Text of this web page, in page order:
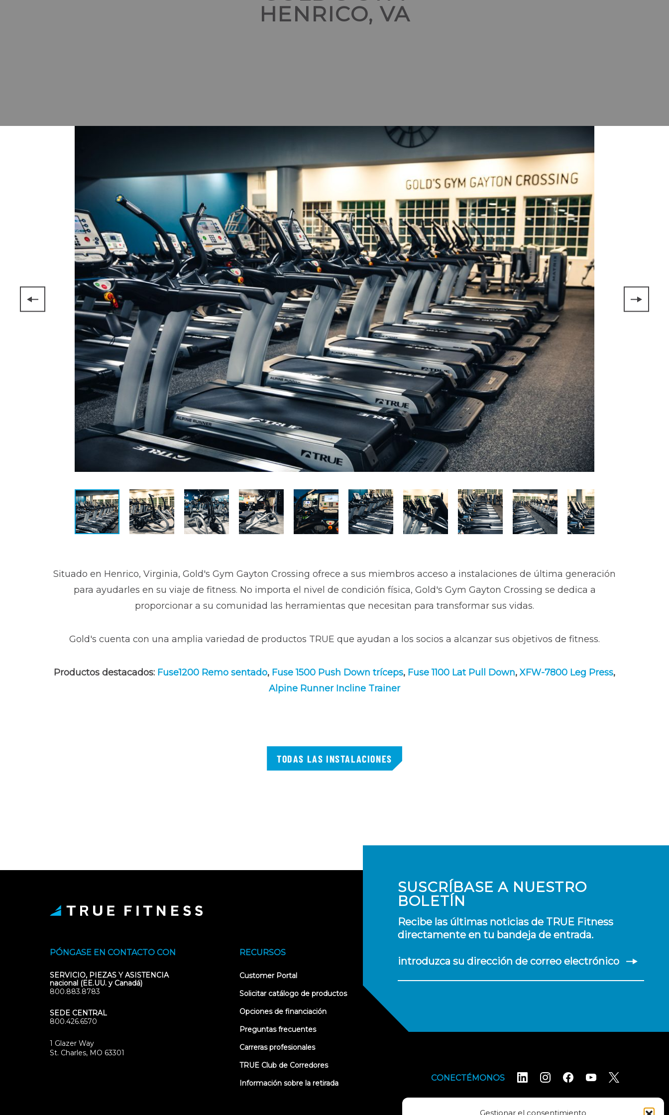
Gestionar el consentimiento
HENRICO, VA
Situado en Henrico, Virginia, Gold's Gym Gayton Crossing ofrece a sus miembros acceso a instalaciones de última generación
para ayudarles en su viaje de fitness. No importa el nivel de condición física, Gold's Gym Gayton Crossing se dedica a
proporcionar a su comunidad las herramientas que necesitan para transformar sus vidas.
Gold's cuenta con una amplia variedad de productos TRUE que ayudan a los socios a alcanzar sus objetivos de fitness.
Productos destacados: Fuse1200 Remo sentado, Fuse 1500 Push Down tríceps, Fuse 1100 Lat Pull Down,XFW-7800 Leg Press,
Alpine Runner Incline Trainer
TODAS LAS INSTALACIONES
SUSCRÍBASE A NUESTRO
BOLETÍN
Recibe las últimas noticias de TRUE Fitness
directamente en tu bandeja de entrada.
introduzca su dirección de correo electrónico
PÓNGASE EN CONTACTO CON
SERVICIO, PIEZAS Y ASISTENCIA
nacional (EE.UU. y Canadá)
800.883.8783
SEDE CENTRAL
800.426.6570
1 Glazer Way
St. Charles, MO 63301
RECURSOS
Customer Portal(opens
new
Solicitar catálogo de productos
Opciones de financiación
Preguntas frecuentes
Carreras profesionales
TRUE Club de Corredores
Información sobre la retirada
CONECTÉMONOS